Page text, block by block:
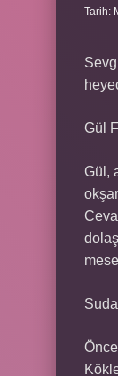
Tarih:
Gül
Gül,